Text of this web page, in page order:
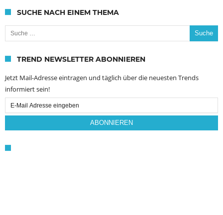
SUCHE NACH EINEM THEMA
Suche nach:
TREND NEWSLETTER ABONNIEREN
Jetzt Mail-Adresse eintragen und täglich über die neuesten Trends
informiert sein!
Email
Subscription
ABONNIEREN